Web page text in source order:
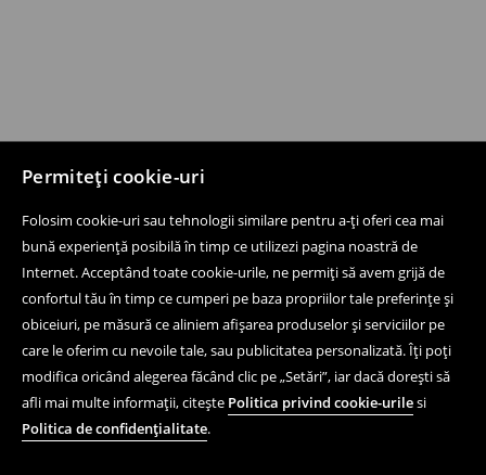
Permiteți cookie-uri
Folosim cookie-uri sau tehnologii similare pentru a-ți oferi cea mai
bună experiență posibilă în timp ce utilizezi pagina noastră de
Internet. Acceptând toate cookie-urile, ne permiți să avem grijă de
confortul tău în timp ce cumperi pe baza propriilor tale preferințe și
obiceiuri, pe măsură ce aliniem afișarea produselor și serviciilor pe
care le oferim cu nevoile tale, sau publicitatea personalizată. Îți poți
modifica oricând alegerea făcând clic pe „Setări”, iar dacă dorești să
afli mai multe informații, citește Politica privind cookie-urilesi
Politica de confidențialitate.